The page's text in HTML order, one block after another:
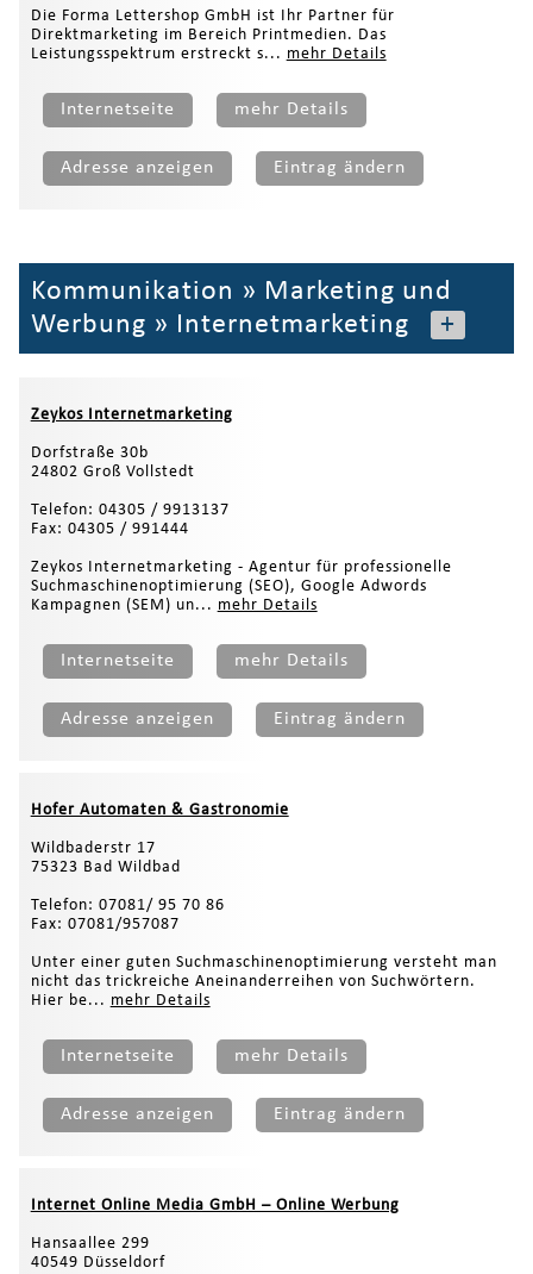
Die Forma Lettershop GmbH ist Ihr Partner für
Direktmarketing im Bereich Printmedien. Das
Leistungsspektrum erstreckt s... mehr Details
Internetseite mehr Details
Adresse anzeigen Eintrag ändern
Kommunikation » Marketing und
Werbung » Internetmarketing +
Zeykos Internetmarketing
Dorfstraße 30b
24802 Groß Vollstedt
Telefon: 04305 / 9913137
Fax: 04305 / 991444
Zeykos Internetmarketing - Agentur für professionelle
Suchmaschinenoptimierung (SEO), Google Adwords
Kampagnen (SEM) un... mehr Details
Internetseite mehr Details
Adresse anzeigen Eintrag ändern
Hofer Automaten & Gastronomie
Wildbaderstr 17
75323 Bad Wildbad
Telefon: 07081/ 95 70 86
Fax: 07081/957087
Unter einer guten Suchmaschinenoptimierung versteht man
nicht das trickreiche Aneinanderreihen von Suchwörtern.
Hier be... mehr Details
Internetseite mehr Details
Adresse anzeigen Eintrag ändern
Internet Online Media GmbH – Online Werbung
Hansaallee 299
40549 Düsseldorf